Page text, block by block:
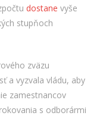
dostane vyše
stupňoch
zväzu
a vyzvala vládu, aby
zamestnancov
s odborármi